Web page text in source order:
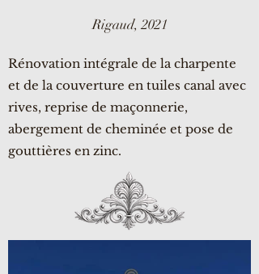
Rigaud, 2021
Rénovation intégrale de la charpente
et de la couverture en tuiles canal avec
rives, reprise de maçonnerie,
abergement de cheminée et pose de
gouttières en zinc.